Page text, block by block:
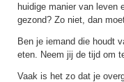
huidige manier van leven
gezond? Zo niet, dan
Ben je iemand die houdt
eten. Neem jij de tijd om
Vaak is het zo dat je